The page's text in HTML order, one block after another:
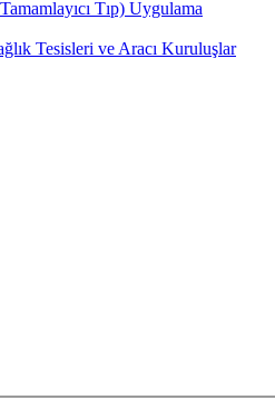
Tıp) Uygulama
Tesisleri ve Aracı Kuruluşlar